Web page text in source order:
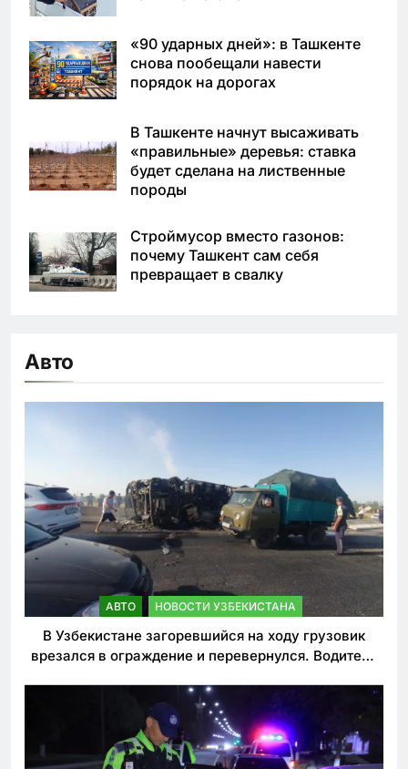
«90 ударных дней»: в Ташкенте
снова пообещали навести
порядок на дорогах
В Ташкенте начнут высаживать
«правильные» деревья: ставка
будет сделана на лиственные
породы
Строймусор вместо газонов:
почему Ташкент сам себя
превращает в свалку
Авто
АВТО НОВОСТИ УЗБЕКИСТАНА
В Узбекистане загоревшийся на ходу грузовик
врезался в ограждение и перевернулся. Водитель